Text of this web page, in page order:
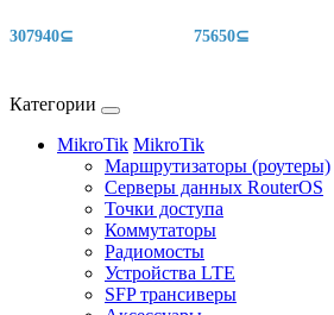
307940⊆ 75650⊆
Категории
MikroTik MikroTik
Маршрутизаторы (роутеры)
Серверы данных RouterOS
Точки доступа
Коммутаторы
Радиомосты
Устройства LTE
SFP трансиверы